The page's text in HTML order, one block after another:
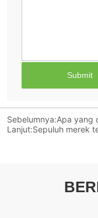
Submit
Sebelumnya:Apa yang
Lanjut:Sepuluh merek